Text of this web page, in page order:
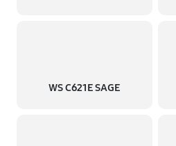
WS C621E SAGE